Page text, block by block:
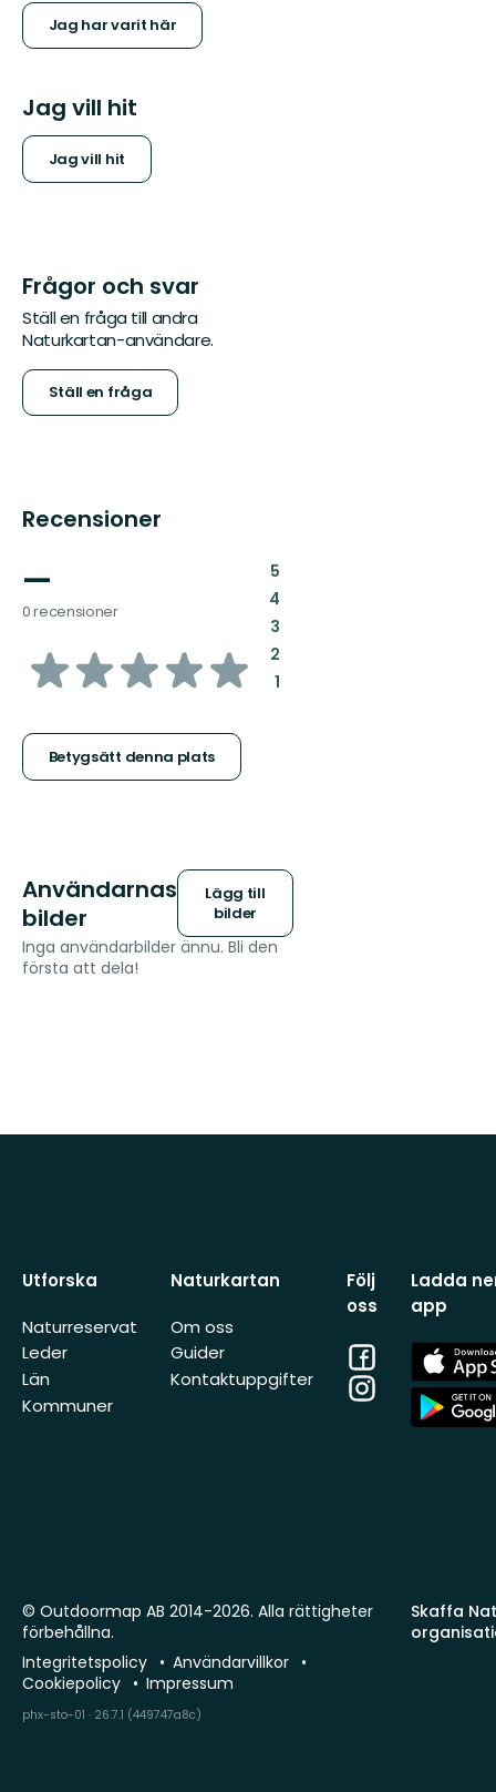
Jag har varit här
Jag vill hit
Jag vill hit
Frågor och svar
Ställ en fråga till andra
Naturkartan-användare.
Ställ en fråga
Recensioner
—
0 recensioner
av
stjärnor
Betygsätt denna plats
5:
4:
3:
2:
1:
Användarnas
bilder
Lägg till
bilder
Inga användarbilder ännu. Bli den
första att dela!
Utforska
Naturreservat
Leder
Län
Kommuner
Naturkartan
Om oss
Guider
Kontaktuppgifter
Följ
oss
Facebook
Instagram
Ladda
app
App
Store
App
Store
Skaffa
© Outdoormap AB 2014-2026. Alla rättigheter
förbehållna.
Integritetspolicy
Användarvillkor
Cookiepolicy
Impressum
phx-sto-01 · 26.7.1 (449747a8c)